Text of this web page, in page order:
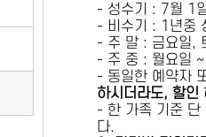
- 성수기 : 7월 1
- 비수기 : 1년중
- 주 말 : 금요일,
- 주 중 : 월요일
- 동일한 예약자
하시더라도, 할인
- 한 가족 기준 단
다.